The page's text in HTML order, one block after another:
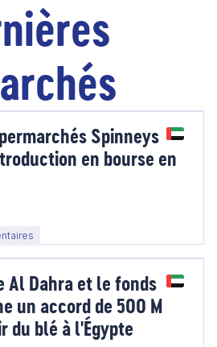
Spinneys
en bourse en
Al Dahra et le fonds
un accord de 500 M
du blé à l'Égypte